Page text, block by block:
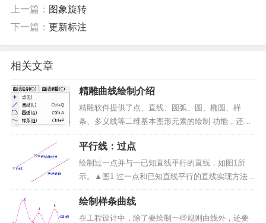
上一篇： 图象旋转
下一篇： 更新标注
相关文章
精雕曲线绘制介绍
精雕软件提供了点、直线、圆弧、圆、椭圆、样
条、多义线等二维基本图形元素的绘制 功能，还提
供了矩形、星形、正多边形、双线和箭头、公式曲
线等一些常用的特征图形元素的绘 制功能。用户可
以利用这些功能，方便快捷地绘制出各种各样复杂
的二维平面设计图形...
平行线：过点
绘制过一点并与一已知直线平行的直线，如图1所
示。▲图1 过一点和已知直线平行的直线实现方法：
（1）启动过点平行线命令；（2）拾取已知直线；
（3）输入平行线通过点。操作步骤：1、启动过点
平行线命令：点击“曲线绘制”-> “直线”菜单项或...
绘制样条曲线
在工程设计中，除了要绘制一些规则曲线外，还要